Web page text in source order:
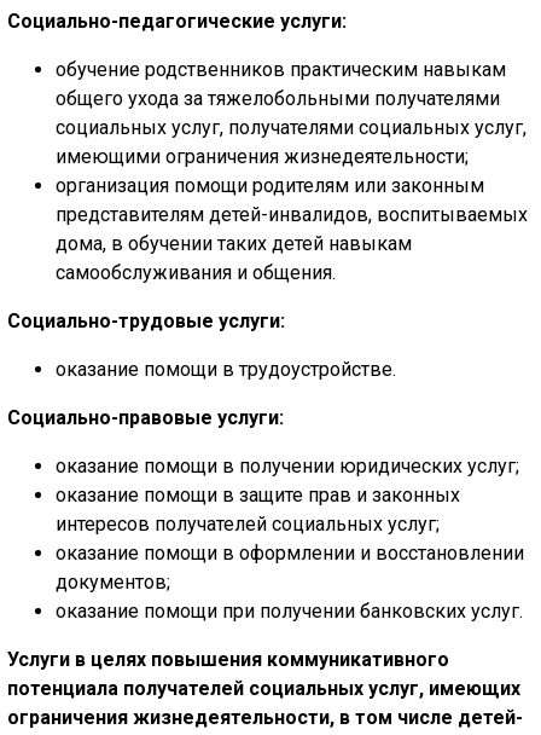
Социально-педагогические услуги:
обучение родственников практическим навыкам
общего ухода за тяжелобольными получателями
социальных услуг, получателями социальных услуг,
имеющими ограничения жизнедеятельности;
организация помощи родителям или законным
представителям детей-инвалидов, воспитываемых
дома, в обучении таких детей навыкам
самообслуживания и общения.
Социально-трудовые услуги:
оказание помощи в трудоустройстве.
Социально-правовые услуги:
оказание помощи в получении юридических услуг;
оказание помощи в защите прав и законных
интересов получателей социальных услуг;
оказание помощи в оформлении и восстановлении
документов;
оказание помощи при получении банковских услуг.
Услуги в целях повышения коммуникативного
потенциала получателей социальных услуг, имеющих
ограничения жизнедеятельности, в том числе детей-